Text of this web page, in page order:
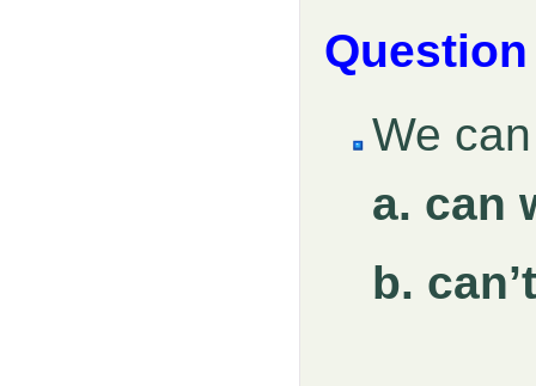
We
a. can
b.